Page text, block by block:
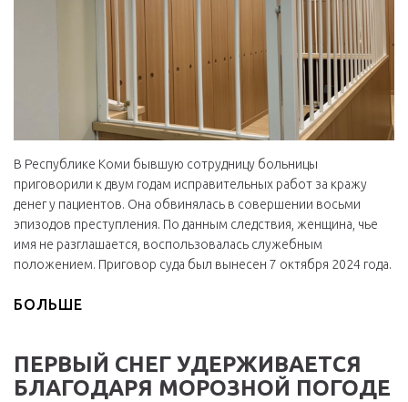
В Республике Коми бывшую сотрудницу больницы
приговорили к двум годам исправительных работ за кражу
денег у пациентов. Она обвинялась в совершении восьми
эпизодов преступления. По данным следствия, женщина, чье
имя не разглашается, воспользовалась служебным
положением. Приговор суда был вынесен 7 октября 2024 года.
БОЛЬШЕ
ПЕРВЫЙ СНЕГ УДЕРЖИВАЕТСЯ
БЛАГОДАРЯ МОРОЗНОЙ ПОГОДЕ